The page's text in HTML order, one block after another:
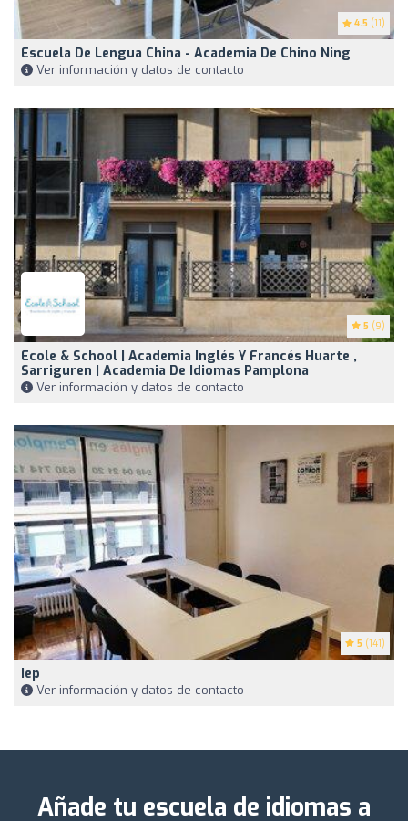
4.5 (11)
Escuela De Lengua China - Academia De Chino Ning
Ver información y datos de contacto
5 (9)
Ecole & School | Academia Inglés Y Francés Huarte ,
Sarriguren | Academia De Idiomas Pamplona
Ver información y datos de contacto
5 (141)
Iep
Ver información y datos de contacto
Añade tu escuela de idiomas a